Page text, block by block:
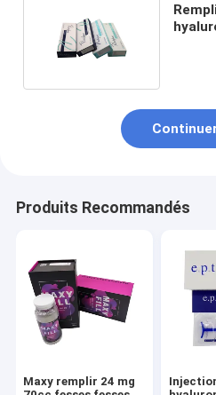
Produits Recommandés
Maxy remplir 24 mg